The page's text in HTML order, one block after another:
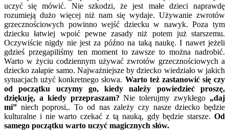
uczyć się mówić. Nie szkodzi, że jest małe dzieci naprawdę
rozumieją dużo więcej niż nam się wydaje. Używanie zwrotów
grzecznościowych powinno wejść dziecku w nawyk. Poza tym
dziecku łatwiej wpoić pewne zasady niż potem już starszemu.
Oczywiście nigdy nie jest za późno na taką naukę. I nawet jeżeli
gdzieś przegapiliśmy ten moment to zawsze to można nadrobić.
Warto w życiu codziennym używać zwrotów grzecznościowych a
dziecko załapie samo. Najważniejsze by dziecko wiedziało w jakich
sytuacjach użyć konkretnego słowa. Warto też zastanowić się czy
od początku uczymy go, kiedy należy powiedzieć proszę,
dziękuję, a kiedy przepraszam? Nie tolerujmy zwykłego „daj
mi” niech poprosi,. To od nas zależy czy nasze dziecko będzie
kulturalne i nie warto czekać z tą nauką, gdy będzie starsze. Od
samego początku warto uczyć magicznych słów.